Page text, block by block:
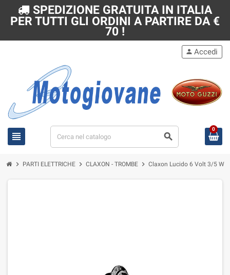
SPEDIZIONE GRATUITA IN ITALIA
PER TUTTI GLI ORDINI A PARTIRE DA €
70 !
view_headline search
person Accedi
0
chevron_right PARTI ELETTRICHE chevron_right CLAXON - TROMBE chevron_right Claxon Lucido 6 Volt 3/5 W